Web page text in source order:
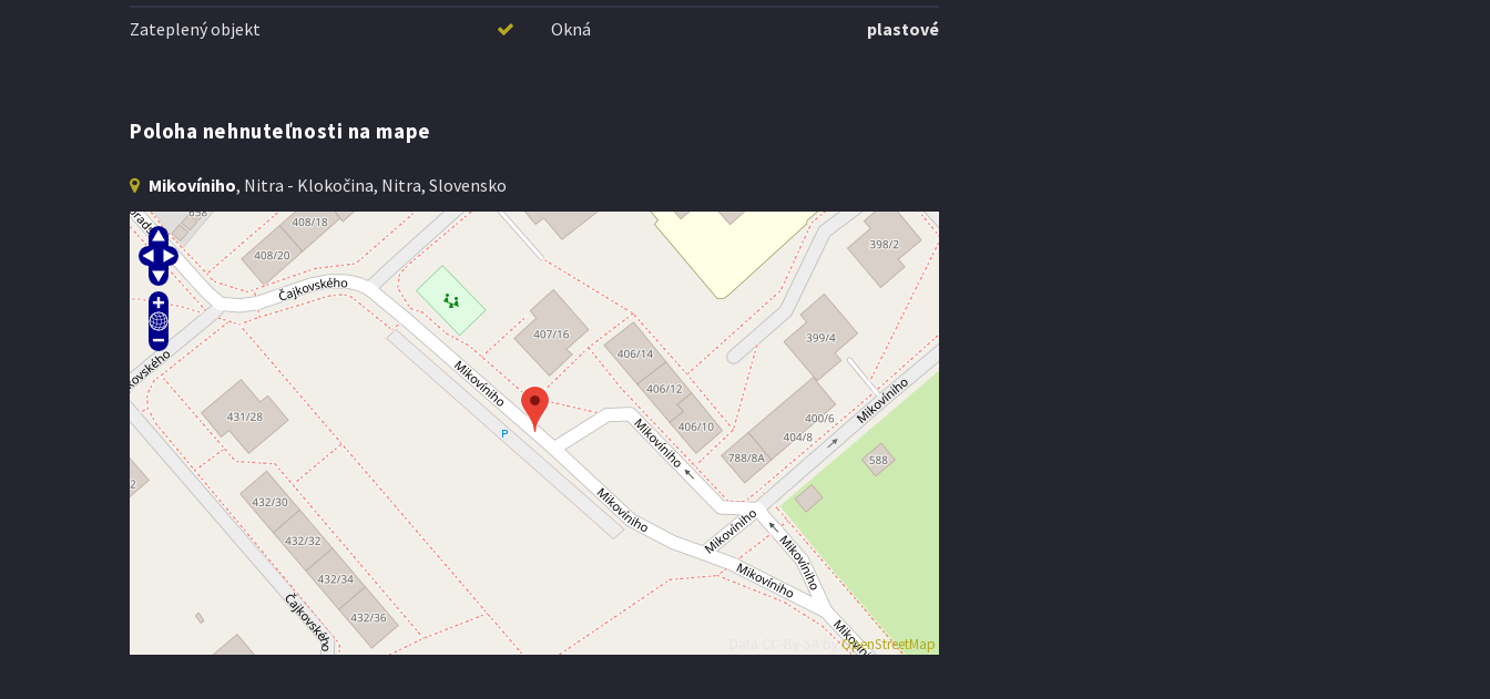
Zateplený objekt
Okná plastové
Poloha nehnuteľnosti na mape
Mikovíniho, Nitra - Klokočina, Nitra, Slovensko
Data CC-By-SA byOpenStreetMap